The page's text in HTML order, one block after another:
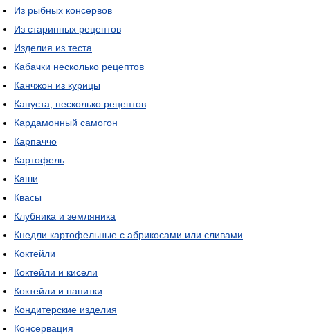
Из рыбных консервов
Из старинных рецептов
Изделия из теста
Кабачки несколько рецептов
Канчжон из курицы
Капуста, несколько рецептов
Кардамонный самогон
Карпаччо
Картофель
Каши
Квасы
Клубника и земляника
Кнедли картофельные с абрикосами или сливами
Коктейли
Коктейли и кисели
Коктейли и напитки
Кондитерские изделия
Консервация